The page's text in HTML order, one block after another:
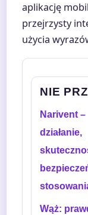
aplikację
przejrzysty
użycia
NIE
Narivent –
działanie,
Wąż: